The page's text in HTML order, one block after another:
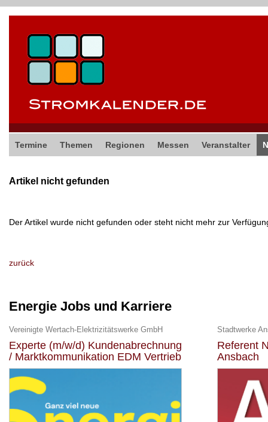
Termine Themen Regionen Messen Veranstalter
Artikel nicht gefunden
Der Artikel wurde nicht gefunden oder steht nicht mehr zur
zurück
Energie Jobs und Karriere
Vereinigte Wertach-Elektrizitätswerke GmbH
Experte (m/w/d) Kundenabrechnung
/ Marktkommunikation EDM Vertrieb
Stadtwerke
Referent
Ansbach